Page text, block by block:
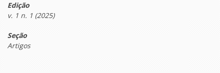
Edição
v. 1 n. 1 (2025)
Seção
Artigos